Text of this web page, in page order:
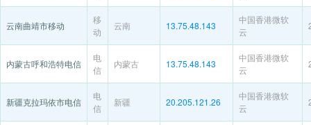
云南曲靖市移动
移
动
云南 13.75.48.143
中国香港微软
云
内蒙古呼和浩特电信
电
信
内蒙古 13.75.48.143
中国香港微软
云
新疆克拉玛依市电信
电
信
新疆 20.205.121.26
中国香港微软
云